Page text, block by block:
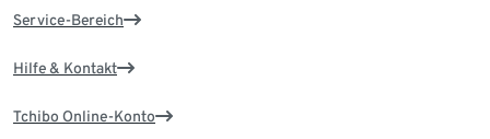
Service-Bereich
Hilfe & Kontakt
Tchibo Online-Konto